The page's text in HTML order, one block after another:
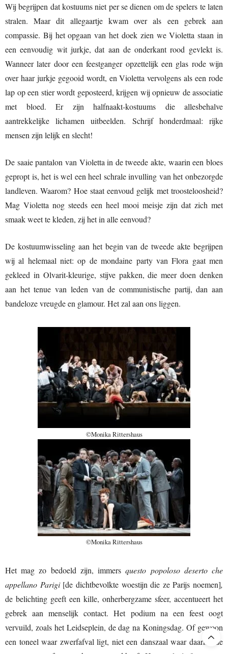
Wij begrijpen dat kostuums niet per se dienen om de spelers te laten
stralen. Maar dit allegaartje kwam over als een gebrek aan
compassie. Bij het opgaan van het doek zien we Violetta staan in
een eenvoudig wit jurkje, dat aan de onderkant rood gevlekt is.
Wanneer later door een feestganger opzettelijk een glas rode wijn
over haar jurkje gegooid wordt, en Violetta vervolgens als een rode
lap op een stier wordt geposteerd, krijgen wij opnieuw de associatie
met bloed. Er zijn halfnaakt-kostuums die allesbehalve
aantrekkelijke lichamen uitbeelden. Schrijf honderdmaal: rijke
mensen zijn lelijk en slecht!
De saaie pantalon van Violetta in de tweede akte, waarin een bloes
gepropt is, het is wel een heel schrale invulling van het onbezorgde
landleven. Waarom? Hoe staat eenvoud gelijk met troosteloosheid?
Mag Violetta nog steeds een heel mooi meisje zijn dat zich met
smaak weet te kleden, zij het in alle eenvoud?
De kostuumwisseling aan het begin van de tweede akte begrijpen
wij al helemaal niet: op de mondaine party van Flora gaat men
gekleed in Olvarit-kleurige, stijve pakken, die meer doen denken
aan het tenue van leden van de communistische partij, dan aan
bandeloze vreugde en glamour. Het zal aan ons liggen.
©Monika Rittershaus
©Monika Rittershaus
Het mag zo bedoeld zijn, immersquesto popoloso deserto che
appellano Parigi [de dichtbevolkte woestijn die ze Parijs noemen],
de belichting geeft een kille, onherbergzame sfeer, accentueert het
gebrek aan menselijk contact. Het podium na een feest oogt
vervuild, zoals het Leidseplein, de dag na Koningsdag. Of gewoon
een toneel waar zwerfafval ligt, niet een danszaal waar daarnet de